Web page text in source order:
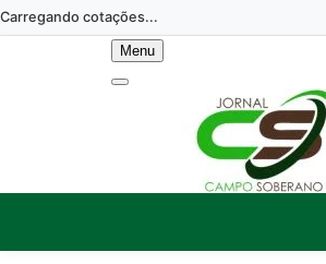
Skip
to
Carregando cotações...
Menu